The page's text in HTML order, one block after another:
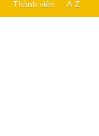
Thành viên A-Z